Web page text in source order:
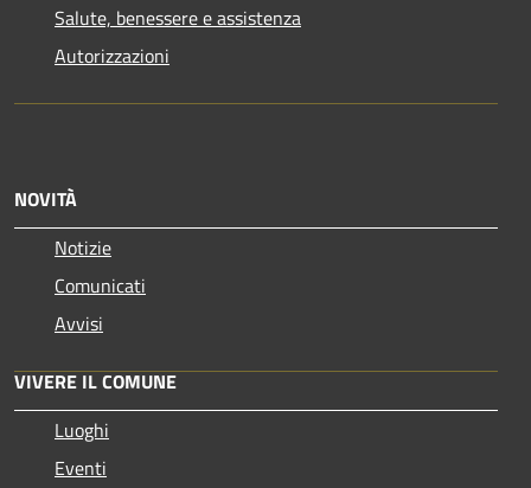
Salute, benessere e assistenza
Autorizzazioni
NOVITÀ
Notizie
Comunicati
Avvisi
VIVERE IL COMUNE
Luoghi
Eventi